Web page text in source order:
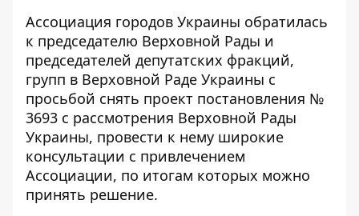
Ассоциация городов Украины обратилась
к председателю Верховной Рады и
председателей депутатских фракций,
групп в Верховной Раде Украины с
просьбой снять проект постановления №
3693 с рассмотрения Верховной Рады
Украины, провести к нему широкие
консультации с привлечением
Ассоциации, по итогам которых можно
принять решение.